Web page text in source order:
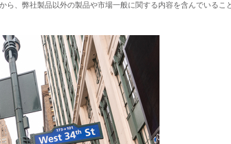
、弊社製品以外の製品や市場一般に関する内容を含んでいるこ